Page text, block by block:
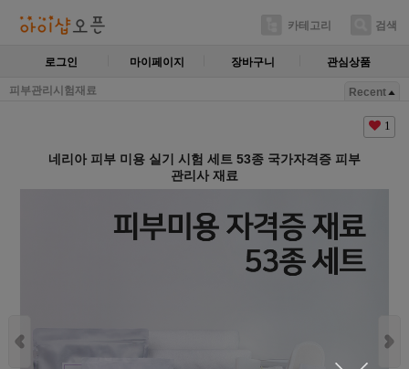
카테고리 검색
로그인 마이페이지 장바구니 관심상품
피부관리시험재료 Recent
1
네리아 피부 미용 실기 시험 세트 53종 국가자격증 피부
관리사 재료